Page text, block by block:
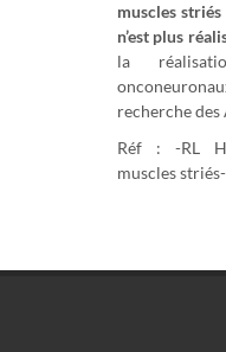
muscles
n’est plus
la
recherche
Réf : -RL
muscles